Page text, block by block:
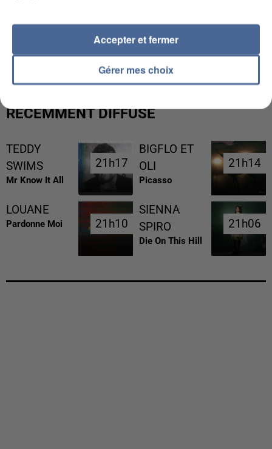
L’UN DES FONDATEURS SUPPOSÉS DE LA DZ
MAFIA INTERPELLÉ EN ALGÉRIE
RÉCEMMENT DIFFUSÉ
TEDDY
SWIMS
Mr Know It All
21h17
21h17
BIGFLO ET
OLI
Picasso
21h14
21h14
LOUANE
Pardonne Moi 21h10
21h10
SIENNA
SPIRO
Die On This Hill
21h06
21h06
Gérer mes choix
Accepter et fermer